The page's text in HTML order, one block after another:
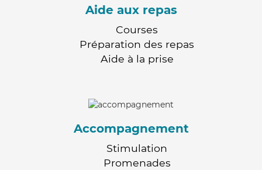
Aide aux repas
Courses
Préparation des repas
Aide à la prise
Accompagnement
Stimulation
Promenades